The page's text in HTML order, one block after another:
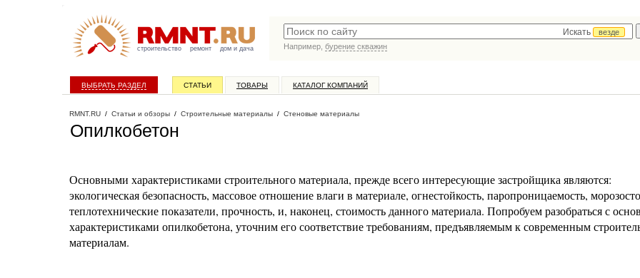
строительство ремонт дом и дача
Искать
везде
Например, бурение скважин
ВЫБРАТЬ РАЗДЕЛ СТАТЬИ ТОВАРЫ КАТАЛОГ КОМПАНИЙ
RMNT.RU / Статьи и обзоры / Строительные материалы / Стеновые материалы
Опилкобетон
Основными характеристиками строительного материала, прежде всего интересующие застройщика являются:
экологическая безопасность, массовое отношение влаги в материале, огнестойкость, паропроницаемость,
теплотехнические показатели, прочность, и, наконец, стоимость данного материала. Попробуем разобраться с
характеристиками опилкобетона, уточним его соответствие требованиям, предъявляемым к современным
материалам.